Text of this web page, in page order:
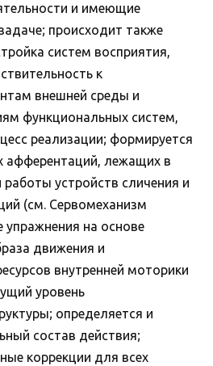
и имеющие
происходит также
систем восприятия,
к
внешней среды и
функциональных систем,
реализации; формируется
афферентаций, лежащих в
устройств сличения и
(см. Сервомеханизм
упражнения на основе
движения и
внутренней моторики
уровень
определяется и
состав действия;
коррекции для всех